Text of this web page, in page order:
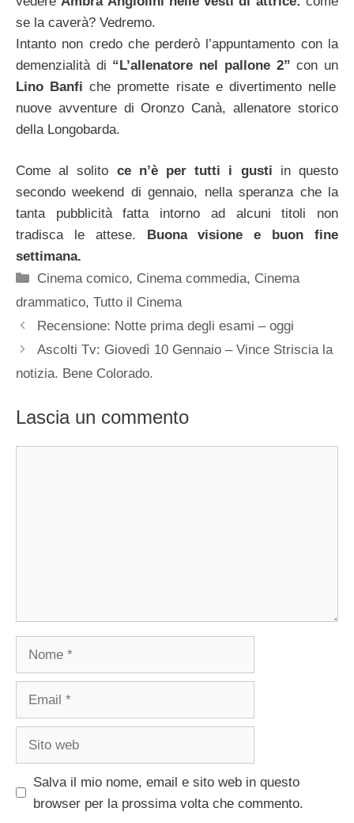
se la caverà? Vedremo.
Intanto non credo che perderò l’appuntamento con la
demenzialità di “L’allenatore nel pallone 2”con un
Lino Banfi che promette risate e divertimento nelle
nuove avventure di Oronzo Canà, allenatore storico
della Longobarda.
Come al solito ce n’è per tutti i gusti in questo
secondo weekend di gennaio, nella speranza che la
tanta pubblicità fatta intorno ad alcuni titoli non
tradisca le attese. Buona visione e buon fine
settimana.
Categorie
Cinema comico, Cinema commedia, Cinema
drammatico, Tutto il Cinema
Recensione: Notte prima degli esami – oggi
Ascolti Tv: Giovedì 10 Gennaio – Vince Striscia la
notizia. Bene Colorado.
Lascia un commento
Salva il mio nome, email e sito web in questo
browser per la prossima volta che commento.